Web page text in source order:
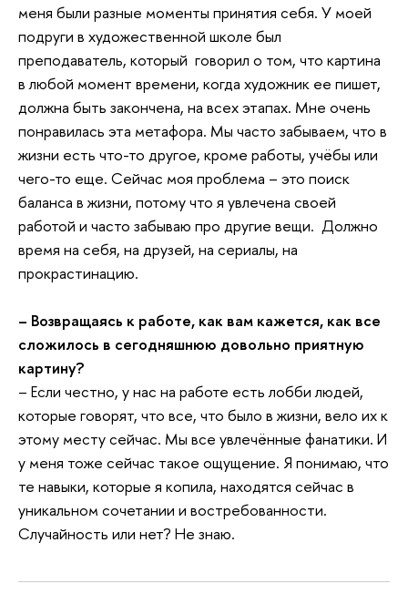
меня были разные моменты принятия себя. У моей
подруги в художественной школе был
преподаватель, который говорил о том, что картина
в любой момент времени, когда художник ее пишет,
должна быть закончена, на всех этапах. Мне очень
понравилась эта метафора. Мы часто забываем, что в
жизни есть что-то другое, кроме работы, учёбы или
чего-то еще. Сейчас моя проблема – это поиск
баланса в жизни, потому что я увлечена своей
работой и часто забываю про другие вещи. Должно
время на себя, на друзей, на сериалы, на
прокрастинацию.
– Возвращаясь к работе, как вам кажется, как все
сложилось в сегодняшнюю довольно приятную
картину?
– Если честно, у нас на работе есть лобби людей,
которые говорят, что все, что было в жизни, вело их к
этому месту сейчас. Мы все увлечённые фанатики. И
у меня тоже сейчас такое ощущение. Я понимаю, что
те навыки, которые я копила, находятся сейчас в
уникальном сочетании и востребованности.
Случайность или нет? Не знаю.